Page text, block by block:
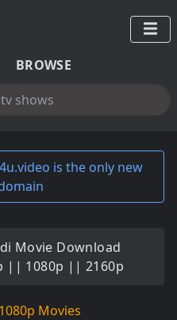
BROWSE
is the only new
Movie Download
|| 1080p || 2160p
Movies